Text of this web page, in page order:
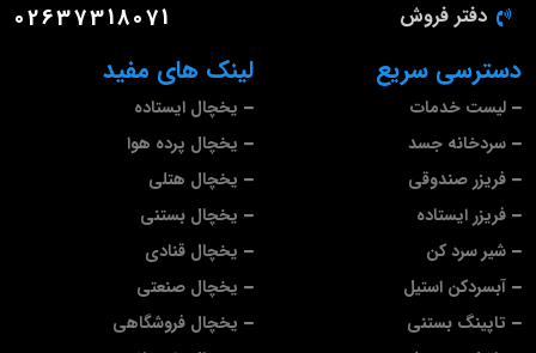
لینک های مفید
یخچال ایستاده
یخچال پرده هوا
یخچال هتلی
یخچال بستنی
یخچال قنادی
یخچال صنعتی
یخچال فروشگاهی
دسترسی سریع
لیست خدمات
سردخانه جسد
فریزر صندوقی
فریزر ایستاده
شیر سرد کن
آبسردکن استیل
تاپینگ بستنی
دفتر فروش 02637318071